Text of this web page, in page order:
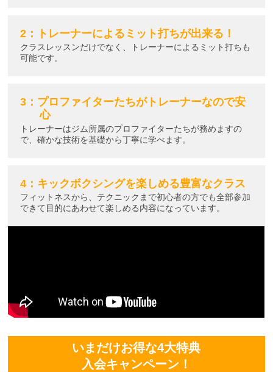
2：トレーナーによるミット打ちが出来る！
クラスレッスンだけでなく、トレーナーによるミット打ちも
可能です。
3：プロファイターたちがトレーナーなので安
心
トレーナーはジム所属のプロファイターたちが務めますの
で、確かな技術を基礎から丁寧に学べます。
4：キックボクシングを楽しめる豊富なクラス
フィットネスから、テクニックまで初心者の方でも全部参加
できて目的にあわせて楽しめる内容になっています。
いまだけお得な4大特典
入会キャンペーン！